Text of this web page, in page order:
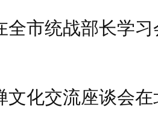
全市统战部长学
文化交流座谈会